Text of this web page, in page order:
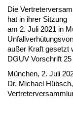
Die
hat in ihrer Sitzung
am 2. Juli 2021 in
außer Kraft gesetzt
DGUV Vorschrift 25
München, 2. Juli
Dr. Michael